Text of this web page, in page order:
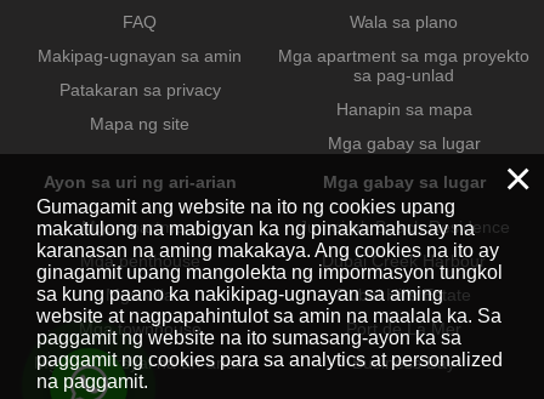
FAQ
Makipag-ugnayan sa amin
Patakaran sa privacy
Mapa ng site
Wala sa plano
Mga apartment sa mga proyekto
sa pag-unlad
Hanapin sa mapa
Mga gabay sa lugar
Ayon sa uri ng ari-arian
Mga apartment
Mga penthouse
Mga villa
Mga townhouse
Mga komersyal na ari-arian
Mga gabay sa lugar
Jumeirah Beach Residence
Dubai Creek Harbour
Dubai Hills Estate
Port de La Mer
Business Bay
×
Gumagamit ang website na ito ng cookies upang
makatulong na mabigyan ka ng pinakamahusay na
karanasan na aming makakaya. Ang cookies na ito ay
ginagamit upang mangolekta ng impormasyon tungkol
sa kung paano ka nakikipag-ugnayan sa aming
website at nagpapahintulot sa amin na maalala ka. Sa
paggamit ng website na ito sumasang-ayon ka sa
paggamit ng cookies para sa analytics at personalized
na paggamit.